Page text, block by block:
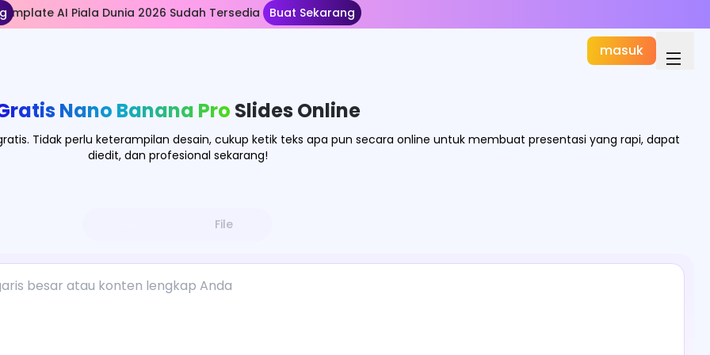
AI Piala Dunia 2026 Sudah Tersedia Buat Sekarang
masuk
Nano Banana Pro Slides Online
Tidak perlu keterampilan desain, cukup ketik teks apa pun secara online untuk membuat presentasi yang rapi, dapat
diedit, dan profesional sekarang!
File